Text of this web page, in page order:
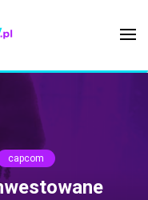
capcom